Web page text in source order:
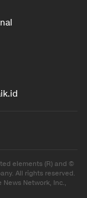
elements (R) and ©
All rights reserved.
Network, Inc.,